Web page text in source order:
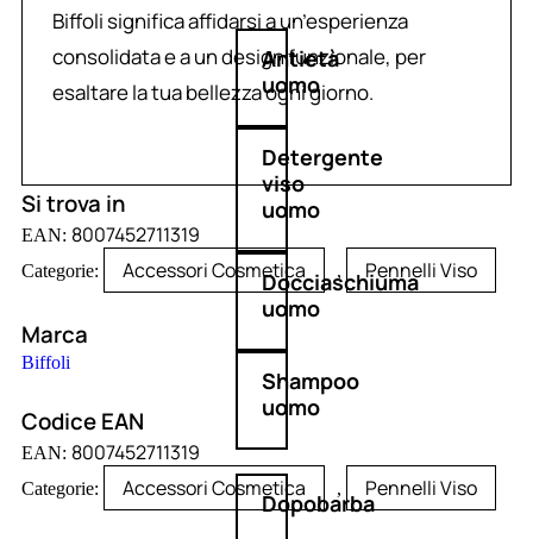
Antietà
uomo
Detergente
viso
uomo
Docciaschiuma
uomo
Shampoo
uomo
Dopobarba
Biffoli significa affidarsi a un’esperienza
consolidata e a un design funzionale, per
esaltare la tua bellezza ogni giorno.
Si trova in
EAN: 8007452711319
Categorie: Accessori Cosmetica , Pennelli Viso
Marca
Biffoli
Codice EAN
EAN: 8007452711319
Categorie: Accessori Cosmetica , Pennelli Viso